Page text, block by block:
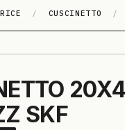
/ CUSCINETTO /
SKF